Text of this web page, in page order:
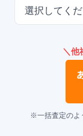
選択してく
＼他
※一括査定のよ